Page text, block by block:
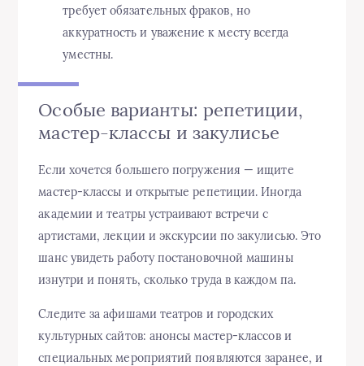
требует обязательных фраков, но
аккуратность и уважение к месту всегда
уместны.
Особые варианты: репетиции,
мастер-классы и закулисье
Если хочется большего погружения — ищите
мастер-классы и открытые репетиции. Иногда
академии и театры устраивают встречи с
артистами, лекции и экскурсии по закулисью. Это
шанс увидеть работу постановочной машины
изнутри и понять, сколько труда в каждом па.
Следите за афишами театров и городских
культурных сайтов: анонсы мастер-классов и
специальных мероприятий появляются заранее, и